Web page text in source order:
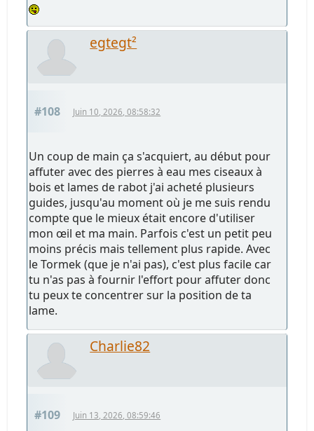
egtegt²
#108 Juin 10, 2026, 08:58:32
Un coup de main ça s'acquiert, au début pour
affuter avec des pierres à eau mes ciseaux à
bois et lames de rabot j'ai acheté plusieurs
guides, jusqu'au moment où je me suis rendu
compte que le mieux était encore d'utiliser
mon œil et ma main. Parfois c'est un petit peu
moins précis mais tellement plus rapide. Avec
le Tormek (que je n'ai pas), c'est plus facile car
tu n'as pas à fournir l'effort pour affuter donc
tu peux te concentrer sur la position de ta
lame.
Charlie82
#109 Juin 13, 2026, 08:59:46